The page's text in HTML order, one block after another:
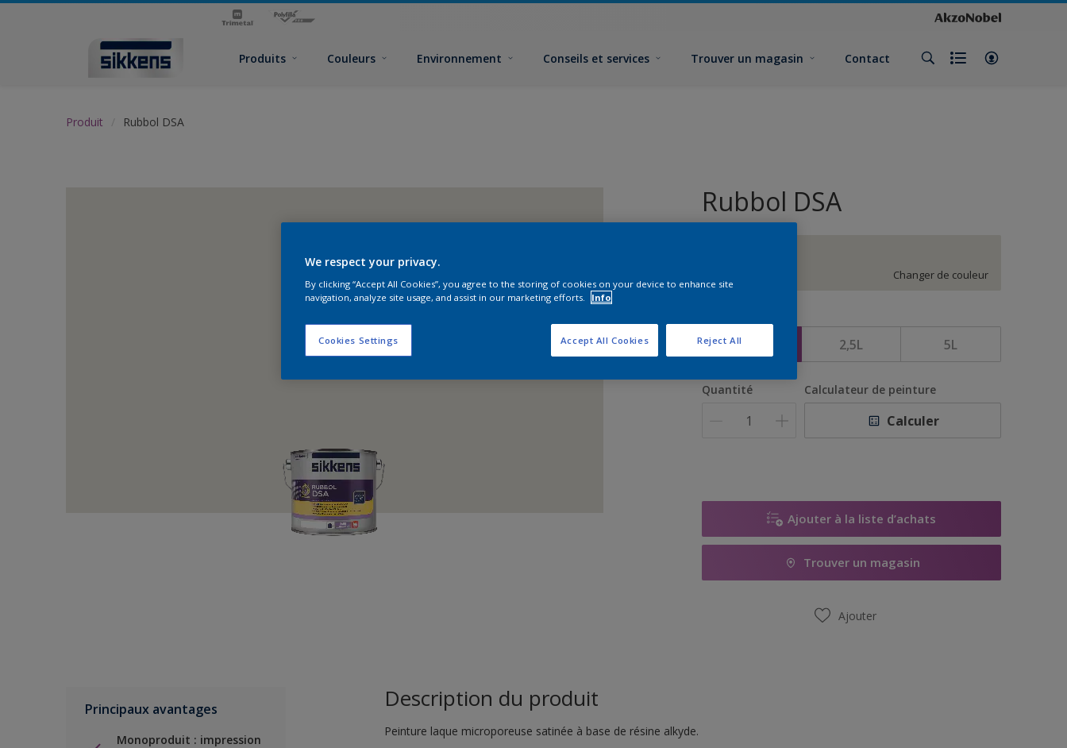
Produits Couleurs Environnement Conseils et services Trouver un magasin Contact
Produit Rubbol DSA
Rubbol DSA
Changer de couleur
2,5L 5L
Quantité Calculateur de peinture
Calculer
Ajouter à la liste d’achats
Trouver un magasin
Ajouter
Principaux avantages
Monoproduit : impression
Description du produit
Peinture laque microporeuse satinée à base de résine alkyde.
We respect your privacy.
By clicking “Accept All Cookies”, you agree to the storing of cookies on your device to enhance site
navigation, analyze site usage, and assist in our marketing efforts.
Info
Cookies Settings Reject All
Accept All Cookies